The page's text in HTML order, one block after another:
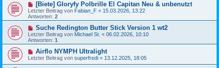
[Biete] Gloryfy Polbrille El Capitan Neu & unbenutzt
Letzter Beitrag von Fabian_F « 15.03.2026, 13:22
Antworten: 2
Suche Redington Butter Stick Version 1 wt2
Letzter Beitrag von Michael St. « 06.02.2026, 10:10
Antworten: 1
Airflo NYMPH Ultralight
Letzter Beitrag von superfredi « 13.12.2025, 18:05